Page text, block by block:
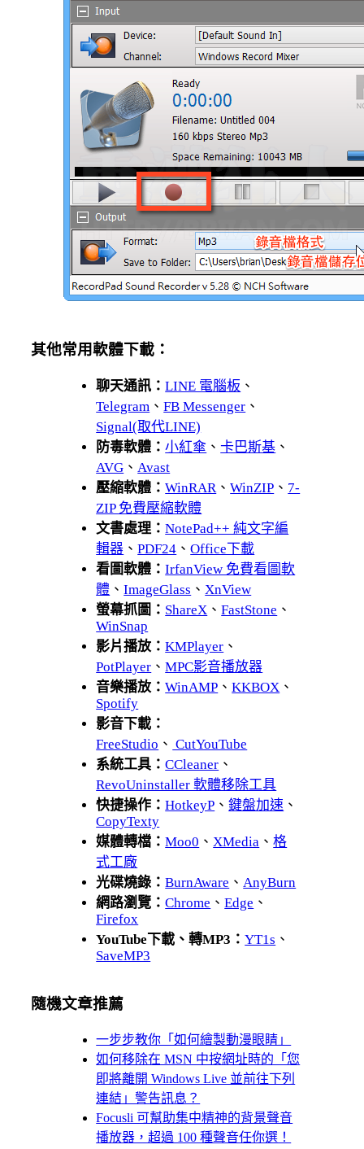
其他常用軟體下載：
聊天通訊：LINE 電腦板 、
Telegram 、FB Messenger 、
Signal(取代LINE)
防毒軟體：小紅傘 、卡巴斯基 、
AVG 、 Avast
壓縮軟體：WinRAR 、WinZIP 、 7-
ZIP 免費壓縮軟體
文書處理：NotePad++ 純文字編
輯器 、PDF24 、Office下載
看圖軟體：IrfanView 免費看圖軟
體 、ImageGlass 、 XnView
螢幕抓圖： ShareX 、FastStone 、
WinSnap
影片播放：KMPlayer 、
PotPlayer 、MPC影音播放器
音樂播放：WinAMP 、KKBOX 、
Spotify
影音下載：
FreeStudio 、 CutYouTube
系統工具：CCleaner 、
RevoUninstaller 軟體移除工具
快捷操作：HotkeyP 、鍵盤加速 、
CopyTexty
媒體轉檔：Moo0 、 XMedia 、格
式工廠
光碟燒錄：BurnAware 、 AnyBurn
網路瀏覽：Chrome 、Edge 、
Firefox
YouTube下載、轉MP3：YT1s 、
SaveMP3
隨機文章推薦
一步步教你「如何繪製動漫眼睛」
如何移除在 MSN 中按網址時的「您
即將離開 Windows Live 並前往下列
連結」警告訊息？
Focusli 可幫助集中精神的背景聲音
播放器，超過 100 種聲音任你選！